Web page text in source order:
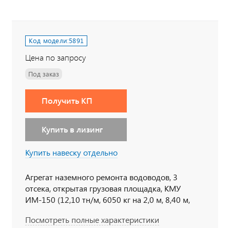
Код модели:5891
Цена по запросу
Под заказ
Получить КП
Купить в лизинг
Купить навеску отдельно
Агрегат наземного ремонта водоводов, 3
отсека, открытая грузовая площадка, КМУ
ИМ-150 (12,10 тн/м, 6050 кг на 2,0 м, 8,40 м,
ЯМЗ, КП ЯМЗ
Посмотреть полные характеристики